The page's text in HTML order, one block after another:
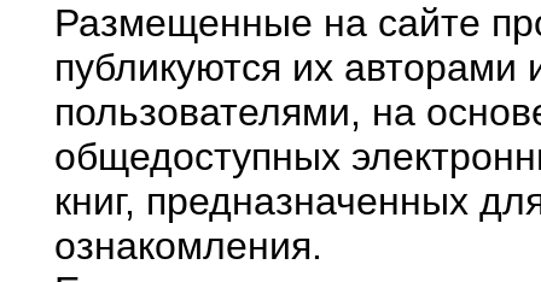
Размещенные на сайте
публикуются их авторами
пользователями, на
общедоступных
книг, предназначенных
ознакомления.